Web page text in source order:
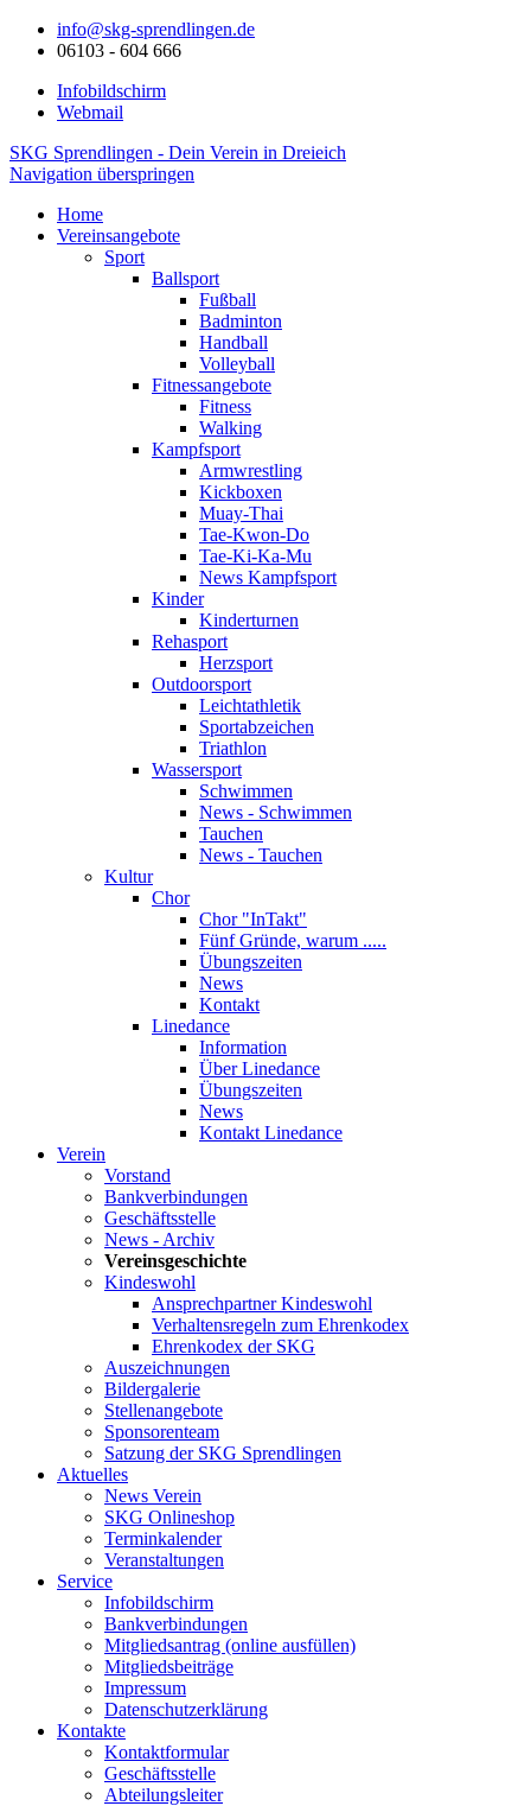
info@skg-sprendlingen.de
06103 - 604 666
Infobildschirm
Webmail
SKG Sprendlingen - Dein Verein in Dreieich
Navigation überspringen
Home
Vereinsangebote
Sport
Ballsport
Fußball
Badminton
Handball
Volleyball
Fitnessangebote
Fitness
Walking
Kampfsport
Armwrestling
Kickboxen
Muay-Thai
Tae-Kwon-Do
Tae-Ki-Ka-Mu
News Kampfsport
Kinder
Kinderturnen
Rehasport
Herzsport
Outdoorsport
Leichtathletik
Sportabzeichen
Triathlon
Wassersport
Schwimmen
News - Schwimmen
Tauchen
News - Tauchen
Kultur
Chor
Chor "InTakt"
Fünf Gründe, warum .....
Übungszeiten
News
Kontakt
Linedance
Information
Über Linedance
Übungszeiten
News
Kontakt Linedance
Verein
Vorstand
Bankverbindungen
Geschäftsstelle
News - Archiv
Vereinsgeschichte
Kindeswohl
Ansprechpartner Kindeswohl
Verhaltensregeln zum Ehrenkodex
Ehrenkodex der SKG
Auszeichnungen
Bildergalerie
Stellenangebote
Sponsorenteam
Satzung der SKG Sprendlingen
Aktuelles
News Verein
SKG Onlineshop
Terminkalender
Veranstaltungen
Service
Infobildschirm
Bankverbindungen
Mitgliedsantrag (online ausfüllen)
Mitgliedsbeiträge
Impressum
Datenschutzerklärung
Kontakte
Kontaktformular
Geschäftsstelle
Abteilungsleiter